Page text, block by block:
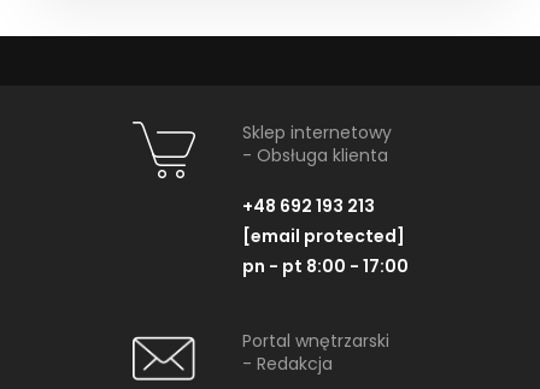
Sklep internetowy
- Obsługa klienta
+48 692 193 213
[email protected]
pn - pt 8:00 - 17:00
Portal wnętrzarski
- Redakcja